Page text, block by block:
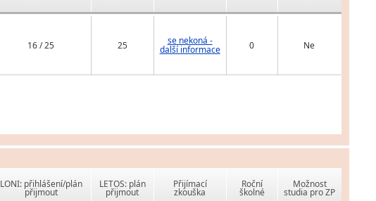
16 / 25 25 se nekoná -
další informace 0 Ne
LONI: přihlášení/plán
přijmout
LETOS: plán
přijmout
Přijímací
zkouška
Roční
školné
Možnost
studia pro ZP